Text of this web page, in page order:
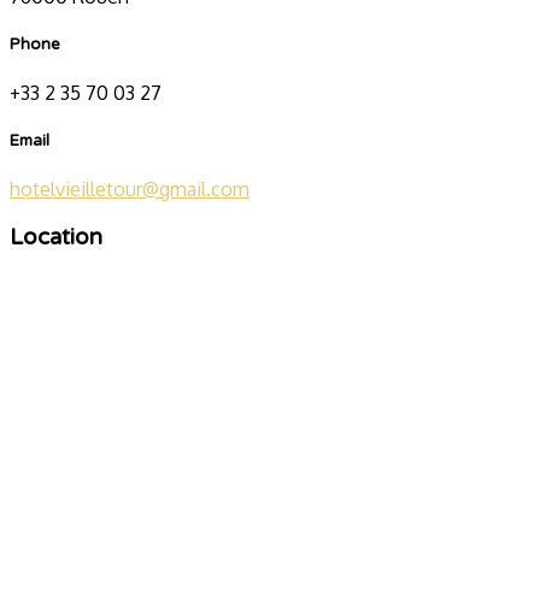
Phone
+33 2 35 70 03 27
Email
hotelvieilletour@gmail.com
Location